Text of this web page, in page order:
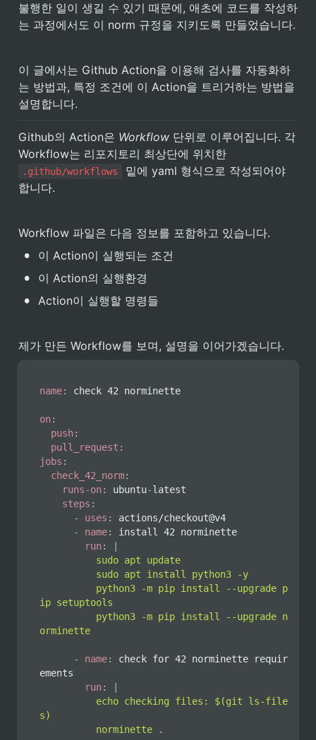
불행한 일이 생길 수 있기 때문에, 애초에 코드를 작성하
이 글에서는 Github Action을 이용해 검사를 자동화하
는 방법과, 특정 조건에 이 Action을 트리거하는 방법을
설명합니다.
Github의 Action은 Workflow 단위로 이루어집니다. 각
.github/workflows
밑에 yaml 형식으로 작성되어야
합니다.
Workflow 파일은 다음 정보를 포함하고 있습니다.
• 이 Action이 실행되는 조건
• 이 Action의 실행환경
• Action이 실행할 명령들
제가 만든 Workflow를 보며, 설명을 이어가겠습니다.
name: check 42 norminette
on:
push:
pull_request :
jobs :
check_42_norm:
runs-on: ubuntu-latest
steps :
-
uses :
actions/checkout@v4
-
name:
install 42 norminette
run:
ip setuptools
orminette
- name:
check for 42 norminette requir
ements
run:
s)
          norminette .